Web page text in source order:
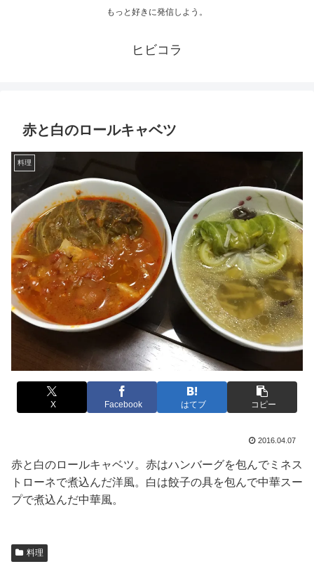
もっと好きに発信しよう。
ヒビコラ
赤と白のロールキャベツ
料理
X Facebook はてブ コピー
2016.04.07
赤と白のロールキャベツ。赤はハンバーグを包んでミネス
トローネで煮込んだ洋風。白は餃子の具を包んで中華スー
プで煮込んだ中華風。
料理